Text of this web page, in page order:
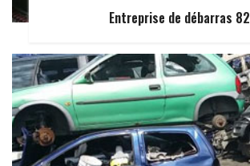
Entreprise de débarras 82